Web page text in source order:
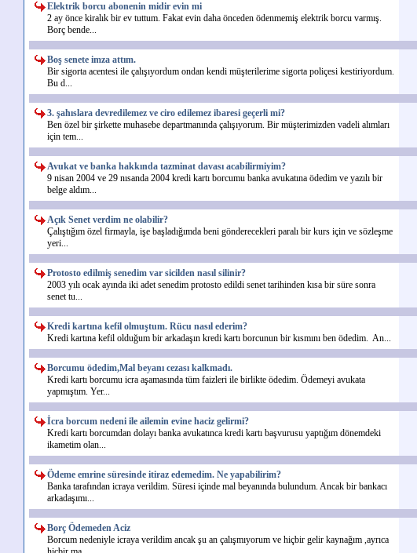
Elektrik borcu abonenin midir evin mi
2 ay önce kiralık bir ev tuttum. Fakat evin daha önceden ödenmemiş elektrik borcu varmış.
Borç bende...
Boş senete imza attım.
Bir sigorta acentesi ile çalışıyordum ondan kendi müşterilerime sigorta poliçesi kestiriyordum.
Bu d...
3. şahıslara devredilemez ve ciro edilemez ibaresi geçerli mi?
Ben özel bir şirkette muhasebe departmanında çalışıyorum. Bir müşterimizden vadeli alımları
için tem...
Avukat ve banka hakkında tazminat davası acabilirmiyim?
9 nisan 2004 ve 29 nısanda 2004 kredi kartı borcumu banka avukatına ödedim ve yazılı bir
belge aldım...
Açık Senet verdim ne olabilir?
Çalıştığım özel firmayla, işe başladığımda beni gönderecekleri paralı bir kurs için ve sözleşme
yeri...
Protosto edilmiş senedim var sicilden nasıl silinir?
2003 yılı ocak ayında iki adet senedim protosto edildi senet tarihinden kısa bir süre sonra
senet tu...
Kredi kartına kefil olmuştum. Rücu nasıl ederim?
Kredi kartına kefil olduğum bir arkadaşın kredi kartı borcunun bir kısmını ben ödedim. An...
Borcumu ödedim,Mal beyanı cezası kalkmadı.
Kredi kartı borcumu icra aşamasında tüm faizleri ile birlikte ödedim. Ödemeyi avukata
yapmıştım. Yer...
İcra borcum nedeni ile ailemin evine haciz gelirmi?
Kredi kartı borcumdan dolayı banka avukatınca kredi kartı başvurusu yaptığım dönemdeki
ikametim olan...
Ödeme emrine süresinde itiraz edemedim. Ne yapabilirim?
Banka tarafından icraya verildim. Süresi içinde mal beyanında bulundum. Ancak bir bankacı
arkadaşımı...
Borç Ödemeden Aciz
Borcum nedeniyle icraya verildim ancak şu an çalışmıyorum ve hiçbir gelir kaynağım ,ayrıca